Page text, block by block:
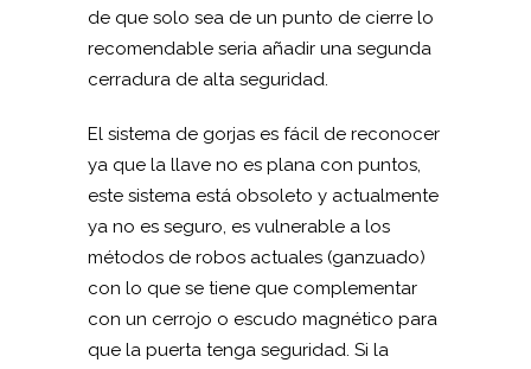
de que solo sea de un punto de cierre lo
recomendable seria añadir una segunda
cerradura de alta seguridad.
El sistema de gorjas es fácil de reconocer
ya que la llave no es plana con puntos,
este sistema está obsoleto y actualmente
ya no es seguro, es vulnerable a los
métodos de robos actuales (ganzuado)
con lo que se tiene que complementar
con un cerrojo o escudo magnético para
que la puerta tenga seguridad. Si la